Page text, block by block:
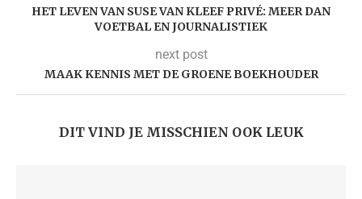
HET LEVEN VAN SUSE VAN KLEEF PRIVÉ: MEER DAN
VOETBAL EN JOURNALISTIEK
next post
MAAK KENNIS MET DE GROENE BOEKHOUDER
DIT VIND JE MISSCHIEN OOK LEUK